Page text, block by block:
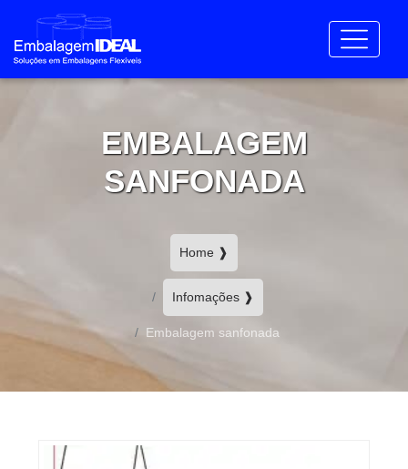
EMBALAGEM
SANFONADA
Home ❱
Infomações ❱
Embalagem sanfonada